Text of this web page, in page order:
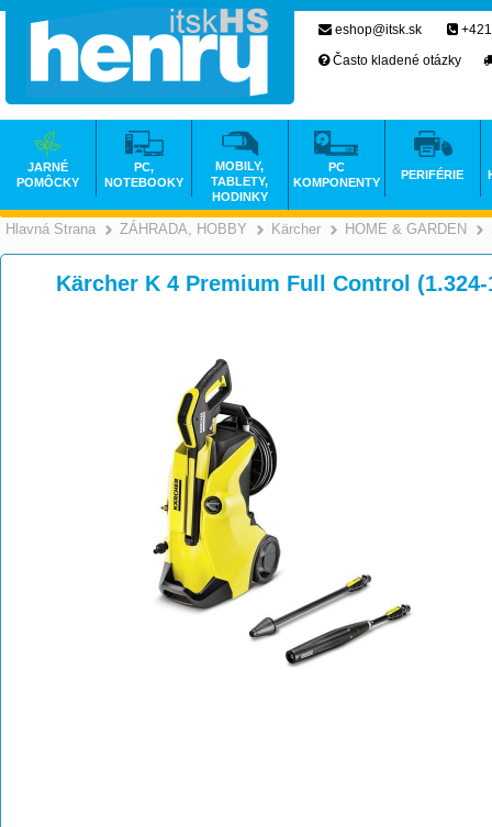
Hlavná Strana >
ZÁHRADA, HOBBY >
Kärcher >
HOME & GARDEN
Kärcher K 4 Premium Full Control (1.324-
eshop@itsk.sk
Často kladené otázky
JARNÉ
POMÔCKY
PC,
NOTEBOOKY
MOBILY,
TABLETY,
HODINKY
PC
KOMPONENTY
PERIFÉRIE